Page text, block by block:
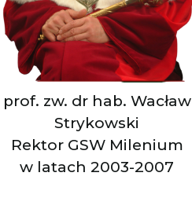
prof. zw. dr hab. Wacław
Strykowski
Rektor GSW Milenium
w latach 2003-2007